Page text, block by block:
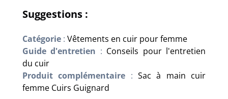
Suggestions :
Catégorie : Vêtements en cuir pour femme
Guide d'entretien : Conseils pour l'entretien
du cuir
Produit complémentaire :Sac à main cuir
femme Cuirs Guignard